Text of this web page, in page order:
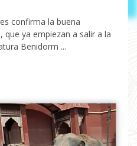
lapolítica de
confirma la buena
que ya empiezan a salir a la
Benidorm ...